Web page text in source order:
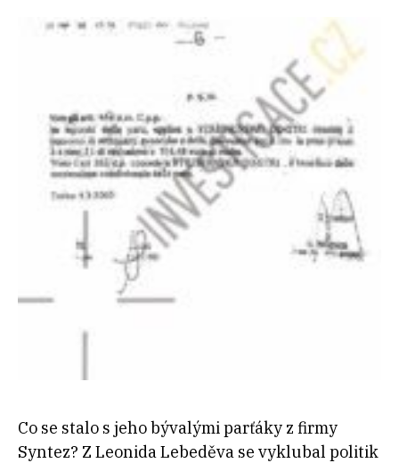
Co se stalo s jeho bývalými parťáky z firmy
Syntez? Z Leonida Lebeděva se vyklubal politik